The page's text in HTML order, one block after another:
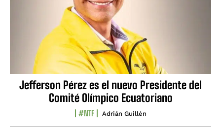
Jefferson Pérez es el nuevo Presidente del
Comité Olímpico Ecuatoriano
#NTF Adrián Guillén